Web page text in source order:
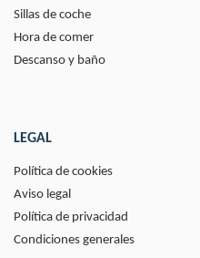
Sillas de coche
Hora de comer
Descanso y baño
LEGAL
Política de cookies
Aviso legal
Política de privacidad
Condiciones generales